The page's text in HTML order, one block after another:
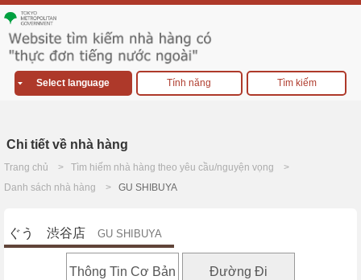
Select language Tính năng Tìm kiếm
Chi tiết về nhà hàng
Trang chủ
Tìm hiếm nhà hàng theo yêu cầu/nguyện vọng
Danh sách nhà hàng
GU SHIBUYA
ぐう 渋谷店 GU SHIBUYA
Thông Tin Cơ Bản Đường Đi